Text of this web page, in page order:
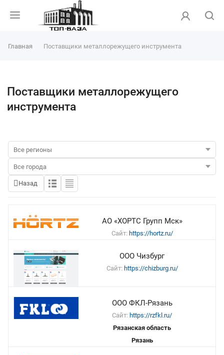
Главная Поставщики металлорежущего инструмента
Поставщики металлорежущего
инструмента
Назад
АО «ХОРТС Групп Мск»
Сайт: https://hortz.ru/
ООО Чизбург
Сайт: https://chizburg.ru/
ООО ФКЛ-Рязань
Сайт: https://rzfkl.ru/
Рязанская область
Рязань